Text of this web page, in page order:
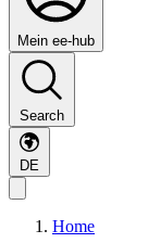
Mein ee-hub
Search
DE
Home